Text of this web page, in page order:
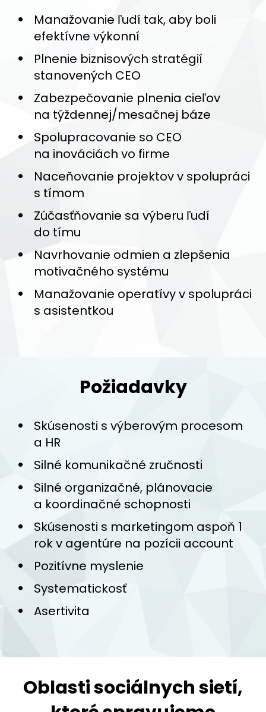
Manažovanie ľudí tak, aby boli
efektívne výkonní
Plnenie biznisových stratégií
stanovených CEO
Zabezpečovanie plnenia cieľov
na týždennej/mesačnej báze
Spolupracovanie so CEO
na inováciách vo firme
Naceňovanie projektov v spolupráci
s tímom
Zúčasťňovanie sa výberu ľudí
do tímu
Navrhovanie odmien a zlepšenia
motivačného systému
Manažovanie operatívy v spolupráci
s asistentkou
Požiadavky
Skúsenosti s výberovým procesom
a HR
Silné komunikačné zručnosti
Silné organizačné, plánovacie
a koordinačné schopnosti
Skúsenosti s marketingom aspoň 1
rok v agentúre na pozícii account
Pozitívne myslenie
Systematickosť
Asertivita
Oblasti sociálnych sietí,